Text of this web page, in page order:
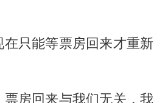
在只能等票房回来才重新
房回来与我们无关，我